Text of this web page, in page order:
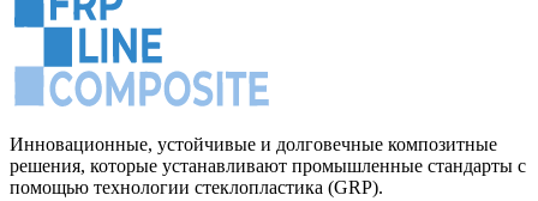
Инновационные, устойчивые и долговечные композитные
решения, которые устанавливают промышленные стандарты с
помощью технологии стеклопластика (GRP).